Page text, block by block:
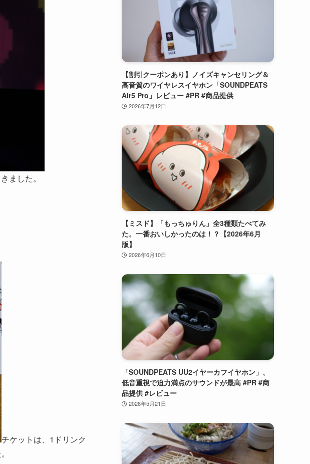
ました。
チケットは、1ドリンク
【割引クーポンあり】ノイズキャンセリング＆
高音質のワイヤレスイヤホン「SOUNDPEATS
Air5 Pro」レビュー #PR #商品提供
2026年7月12日
【ミスド】「もっちゅりん」全3種類たべてみ
た。一番おいしかったのは！？【2026年6月
版】
2026年6月10日
「SOUNDPEATS UU2イヤーカフイヤホン」、
低音重視で迫力満点のサウンドが最高 #PR #商
品提供 #レビュー
2026年5月21日